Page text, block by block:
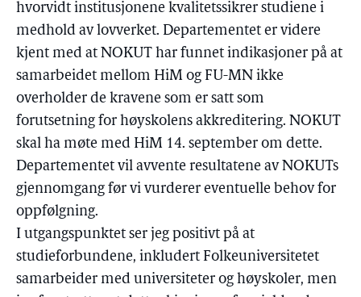
hvorvidt institusjonene kvalitetssikrer studiene i
medhold av lovverket. Departementet er videre
kjent med at NOKUT har funnet indikasjoner på at
samarbeidet mellom HiM og FU-MN ikke
overholder de kravene som er satt som
forutsetning for høyskolens akkreditering. NOKUT
skal ha møte med HiM 14. september om dette.
Departementet vil avvente resultatene av NOKUTs
gjennomgang før vi vurderer eventuelle behov for
oppfølgning.
I utgangspunktet ser jeg positivt på at
studieforbundene, inkludert Folkeuniversitetet
samarbeider med universiteter og høyskoler, men